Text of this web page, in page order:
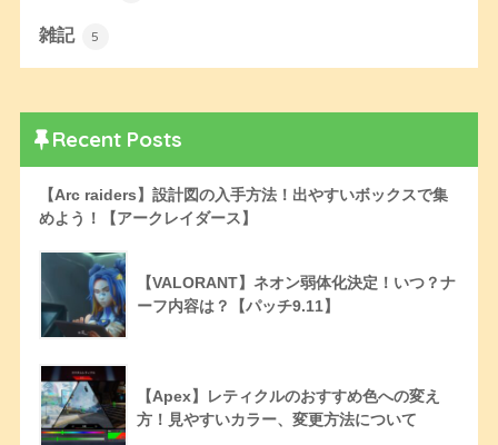
雑記 5
Recent Posts
【Arc raiders】設計図の入手方法！出やすいボックスで集
めよう！【アークレイダース】
【VALORANT】ネオン弱体化決定！いつ？ナ
ーフ内容は？【パッチ9.11】
【Apex】レティクルのおすすめ色への変え
方！見やすいカラー、変更方法について